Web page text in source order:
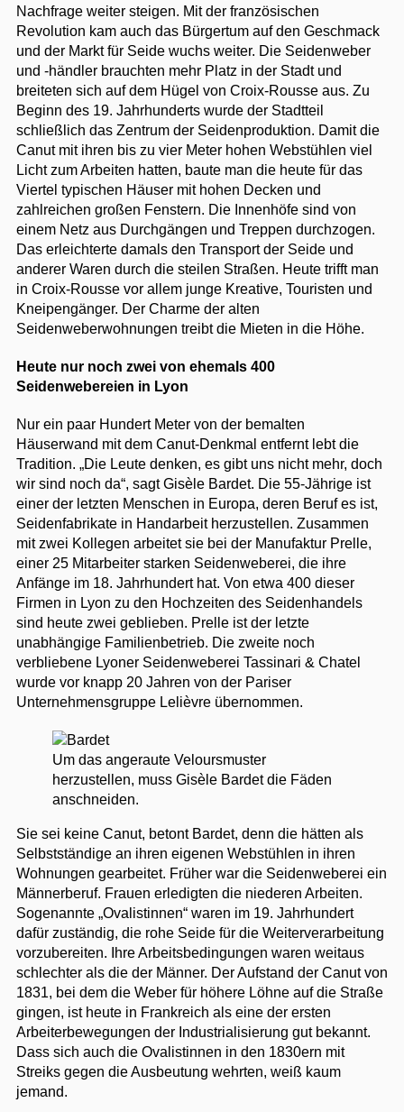
Nachfrage weiter steigen. Mit der französischen
Revolution kam auch das Bürgertum auf den Geschmack
und der Markt für Seide wuchs weiter. Die Seidenweber
und -händler brauchten mehr Platz in der Stadt und
breiteten sich auf dem Hügel von Croix-Rousse aus. Zu
Beginn des 19. Jahrhunderts wurde der Stadtteil
schließlich das Zentrum der Seidenproduktion. Damit die
Canut mit ihren bis zu vier Meter hohen Webstühlen viel
Licht zum Arbeiten hatten, baute man die heute für das
Viertel typischen Häuser mit hohen Decken und
zahlreichen großen Fenstern. Die Innenhöfe sind von
einem Netz aus Durchgängen und Treppen durchzogen.
Das erleichterte damals den Transport der Seide und
anderer Waren durch die steilen Straßen. Heute trifft man
in Croix-Rousse vor allem junge Kreative, Touristen und
Kneipengänger. Der Charme der alten
Seidenweberwohnungen treibt die Mieten in die Höhe.
Heute nur noch zwei von ehemals 400
Seidenwebereien in Lyon
Nur ein paar Hundert Meter von der bemalten
Häuserwand mit dem Canut-Denkmal entfernt lebt die
Tradition. „Die Leute denken, es gibt uns nicht mehr, doch
wir sind noch da“, sagt Gisèle Bardet. Die 55-Jährige ist
einer der letzten Menschen in Europa, deren Beruf es ist,
Seidenfabrikate in Handarbeit herzustellen. Zusammen
mit zwei Kollegen arbeitet sie bei der Manufaktur Prelle,
einer 25 Mitarbeiter starken Seidenweberei, die ihre
Anfänge im 18. Jahrhundert hat. Von etwa 400 dieser
Firmen in Lyon zu den Hochzeiten des Seidenhandels
sind heute zwei geblieben. Prelle ist der letzte
unabhängige Familienbetrieb. Die zweite noch
verbliebene Lyoner Seidenweberei Tassinari & Chatel
wurde vor knapp 20 Jahren von der Pariser
Unternehmensgruppe Lelièvre übernommen.
Um das angeraute Veloursmuster
herzustellen, muss Gisèle Bardet die Fäden
anschneiden.
Sie sei keine Canut, betont Bardet, denn die hätten als
Selbstständige an ihren eigenen Webstühlen in ihren
Wohnungen gearbeitet. Früher war die Seidenweberei ein
Männerberuf. Frauen erledigten die niederen Arbeiten.
Sogenannte „Ovalistinnen“ waren im 19. Jahrhundert
dafür zuständig, die rohe Seide für die Weiterverarbeitung
vorzubereiten. Ihre Arbeitsbedingungen waren weitaus
schlechter als die der Männer. Der Aufstand der Canut von
1831, bei dem die Weber für höhere Löhne auf die Straße
gingen, ist heute in Frankreich als eine der ersten
Arbeiterbewegungen der Industrialisierung gut bekannt.
Dass sich auch die Ovalistinnen in den 1830ern mit
Streiks gegen die Ausbeutung wehrten, weiß kaum
jemand.